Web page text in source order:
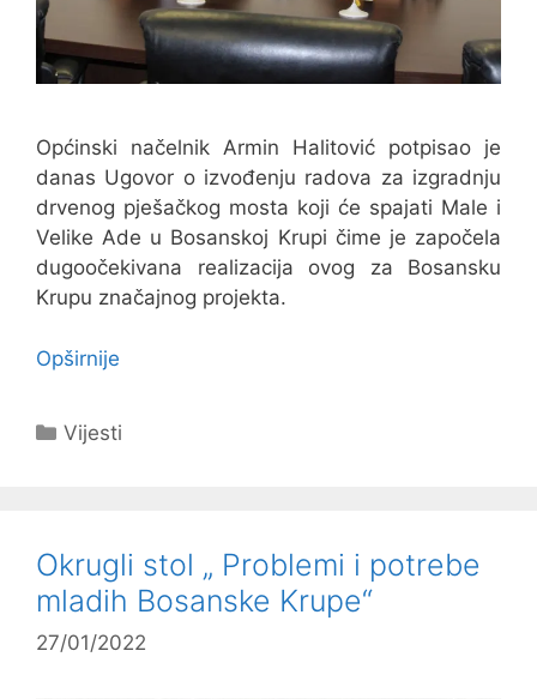
Općinski načelnik Armin Halitović potpisao je
danas Ugovor o izvođenju radova za izgradnju
drvenog pješačkog mosta koji će spajati Male i
Velike Ade u Bosanskoj Krupi čime je započela
dugoočekivana realizacija ovog za Bosansku
Krupu značajnog projekta.
Opširnije
Kategorije
Vijesti
Okrugli stol „ Problemi i potrebe
mladih Bosanske Krupe“
27/01/2022